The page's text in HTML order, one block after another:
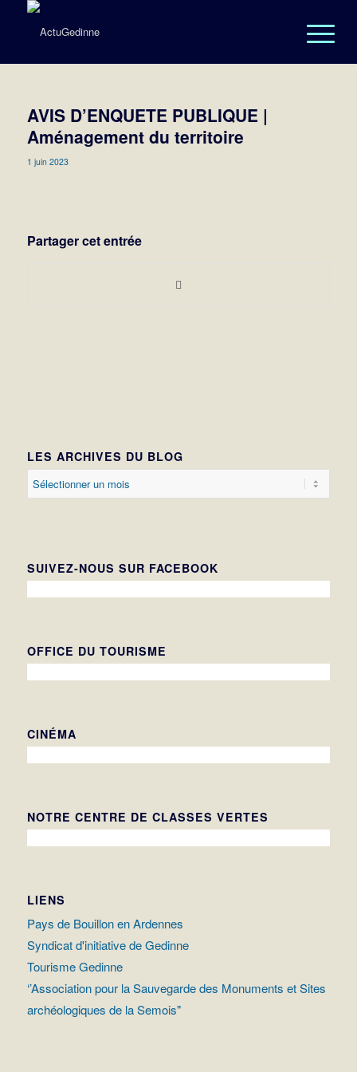
AVIS D’ENQUETE PUBLIQUE |
Aménagement du territoire
1 juin 2023
Partager cet entrée
LES ARCHIVES DU BLOG
SUIVEZ-NOUS SUR FACEBOOK
OFFICE DU TOURISME
CINÉMA
NOTRE CENTRE DE CLASSES VERTES
LIENS
Pays de Bouillon en Ardennes
Syndicat d'initiative de Gedinne
Tourisme Gedinne
‘’Association pour la Sauvegarde des Monuments et Sites
archéologiques de la Semois"